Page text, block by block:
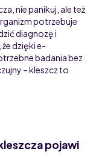
nie panikuj, ale też
potrzebuje
diagnozę i
dzięki e-
badania bez
– kleszcz to
pojawi